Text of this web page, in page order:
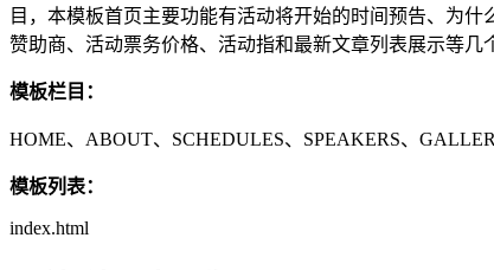
目，本模板首页主要功能有活动将开始的时间预告、为
赞助商、活动票务价格、活动指和最新文章列表展示等
模板栏目：
HOME、ABOUT、SCHEDULES、SPEAKERS、
模板列表：
index.html